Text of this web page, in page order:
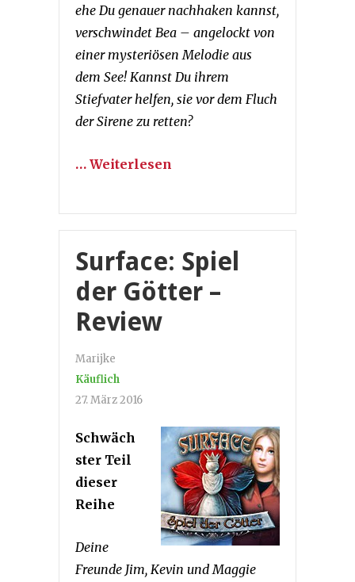
ehe Du genauer nachhaken kannst,
verschwindet Bea – angelockt von
einer mysteriösen Melodie aus
dem See! Kannst Du ihrem
Stiefvater helfen, sie vor dem Fluch
der Sirene zu retten?
… Weiterlesen
Surface: Spiel
der Götter –
Review
Marijke
Käuflich
27. März 2016
Schwäch
ster Teil
dieser
Reihe
Deine
Freunde Jim, Kevin und Maggie